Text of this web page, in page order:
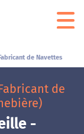
de Navettes
de
-